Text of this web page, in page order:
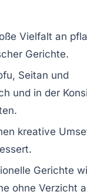
Vielfalt an
Gerichte.
Seitan und
und in der
kreative
Gerichte
ohne Verzicht